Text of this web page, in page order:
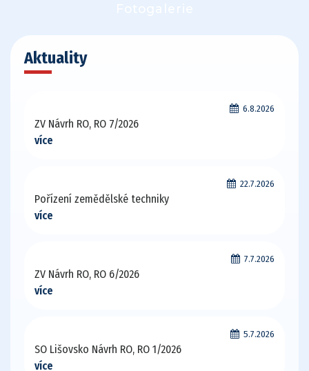
Aktuality
6.8.2026
ZV Návrh RO, RO 7/2026
více
22.7.2026
Pořízení zemědělské techniky
více
7.7.2026
ZV Návrh RO, RO 6/2026
více
5.7.2026
SO Lišovsko Návrh RO, RO 1/2026
více